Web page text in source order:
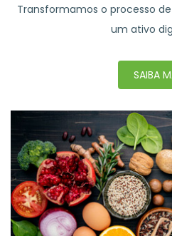
Transformamos o processo
um ativo
SAIBA